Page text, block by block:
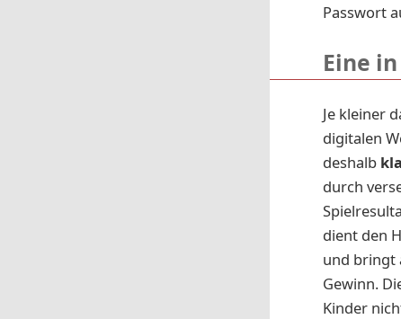
Passwort
Eine
Je kleiner
digitalen
deshalb
durch
dient den
und bringt
Gewinn.
Kinder